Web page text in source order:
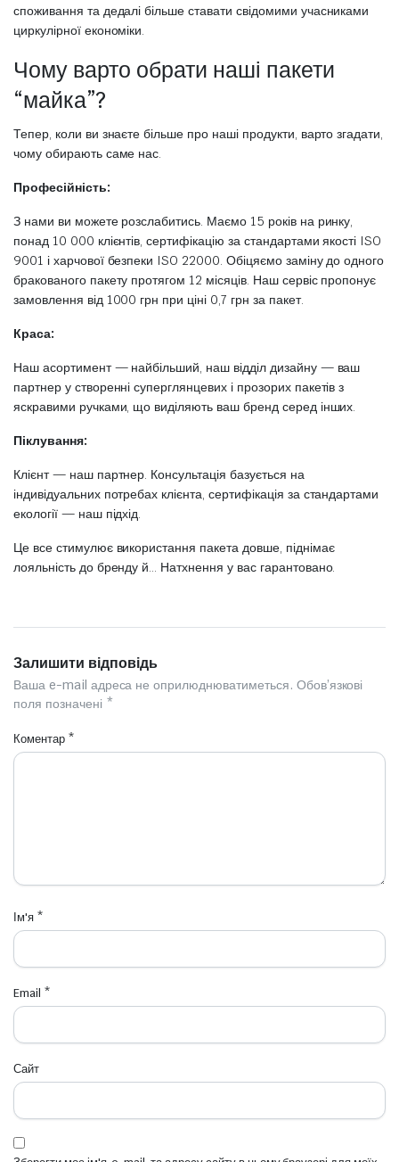
споживання та дедалі більше ставати свідомими учасниками
циркулірної економіки.
Чому варто обрати наші пакети
“майка”?
Тепер, коли ви знаєте більше про наші продукти, варто згадати,
чому обирають саме нас.
Професійність:
З нами ви можете розслабитись. Маємо 15 років на ринку,
понад 10 000 клієнтів, сертифікацію за стандартами якості ISO
9001 і харчової безпеки ISO 22000. Обіцяємо заміну до одного
бракованого пакету протягом 12 місяців. Наш сервіс пропонує
замовлення від 1000 грн при ціні 0,7 грн за пакет.
Краса:
Наш асортимент — найбільший, наш відділ дизайну — ваш
партнер у створенні суперглянцевих і прозорих пакетів з
яскравими ручками, що виділяють ваш бренд серед інших.
Піклування:
Клієнт — наш партнер. Консультація базується на
індивідуальних потребах клієнта, сертифікація за стандартами
екології — наш підхід.
Це все стимулює використання пакета довше, піднімає
лояльність до бренду й… Натхнення у вас гарантовано.
Залишити відповідь
Ваша e-mail адреса не оприлюднюватиметься. Обов’язкові
поля позначені *
Коментар *
Ім'я *
Email *
Сайт